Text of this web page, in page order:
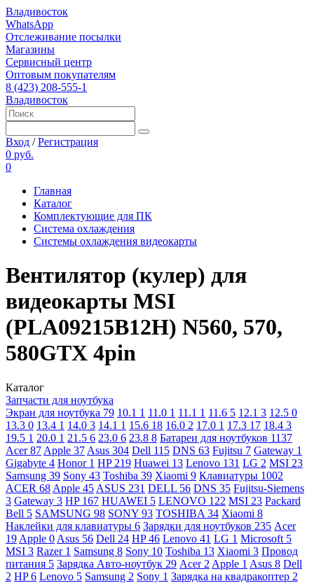
Владивосток
WhatsApp
Отслеживание посылки
Магазины
Сервисный центр
Оптовым покупателям
8 (423) 208-555-1
Владивосток
Вход /Регистрация
0 руб.
0
Главная
Каталог
Комплектующие для ПК
Система охлаждения
Системы охлаждения видеокарты
Вентилятор (кулер) для
видеокарты MSI
(PLA09215B12H) N560, 570,
580GTX 4pin
Каталог
Запчасти для ноутбука
Экран для ноутбука 79 10.1 1 11.0 1 11.1 1 11.6 5 12.1 3 12.5 0
13.3 0 13.4 1 14.0 3 14.1 1 15.6 18 16.0 2 17.0 1 17.3 17 18.4 3
19.5 1 20.0 1 21.5 6 23.0 6 23.8 8 Батареи для ноутбуков 1137
Acer87 Apple 37 Asus 304 Dell 115 DNS 63 Fujitsu 7 Gateway 1
Gigabyte 4 Honor 1 HP 219 Huawei 13 Lenovo 131 LG 2 MSI 23
Samsung 39 Sony 43 Toshiba 39 Xiaomi 9 Клавиатуры 1002
ACER 68 Apple 45 ASUS 231 DELL 56 DNS 35 Fujitsu-Siemens
3 Gateway 3 HP 167 HUAWEI 5 LENOVO 122 MSI 23 Packard
Bell 5 SAMSUNG 98 SONY 93 TOSHIBA 34 Xiaomi 8
Наклейки для клавиатуры 6 Зарядки для ноутбуков 235 Acer
19 Apple 0 Asus 56 Dell 24 HP46 Lenovo 41 LG 1 Microsoft 5
MSI 3 Razer 1 Samsung 8 Sony 10 Toshiba 13 Xiaomi 3 Провод
питания 5 Зарядка Авто-ноутбук 29 Acer 2 Apple 1 Asus 8 Dell
2 HP6 Lenovo 5 Samsung 2 Sony 1 Зарядка на квадракоптер 2